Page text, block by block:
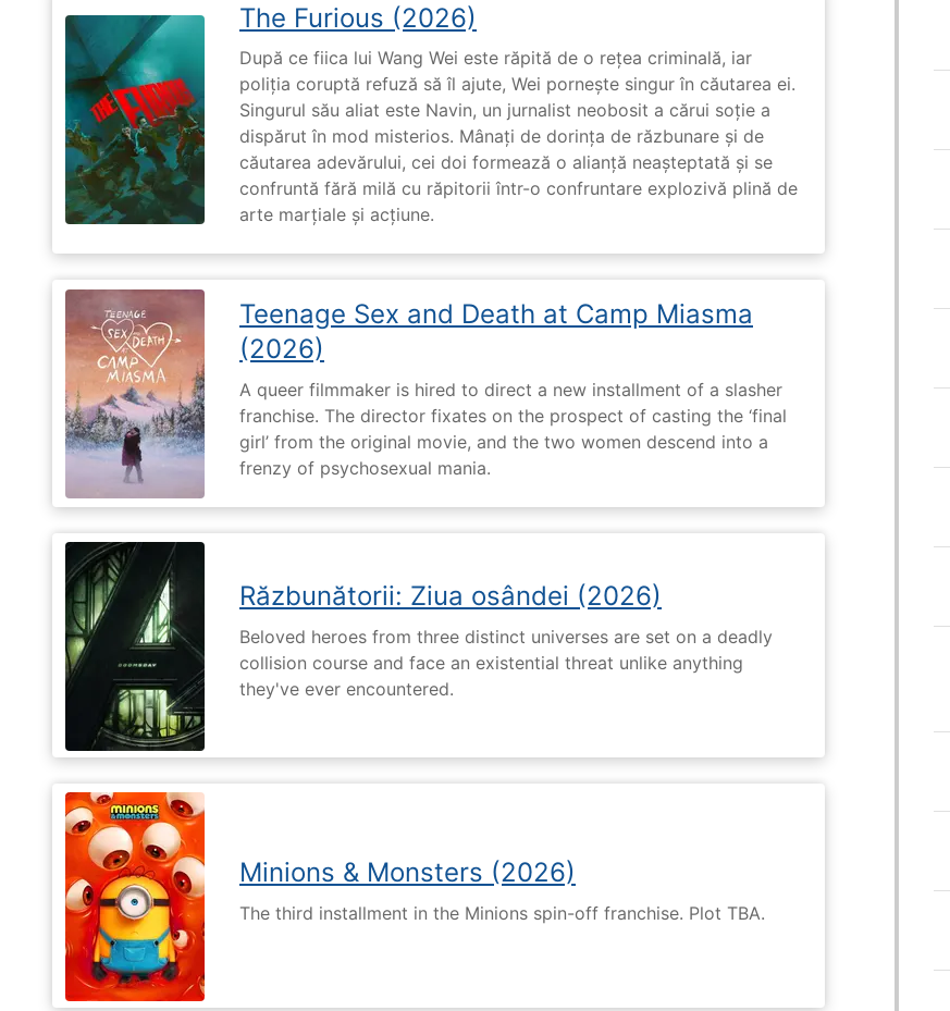
The Furious (2026)
După ce fiica lui Wang Wei este răpită de o rețea criminală, iar
poliția coruptă refuză să îl ajute, Wei pornește singur în căutarea ei.
Singurul său aliat este Navin, un jurnalist neobosit a cărui soție a
dispărut în mod misterios. Mânați de dorința de răzbunare și de
căutarea adevărului, cei doi formează o alianță neașteptată și se
confruntă fără milă cu răpitorii într-o confruntare explozivă plină de
arte marțiale și acțiune.
Teenage Sex and Death at Camp Miasma
(2026)
A queer filmmaker is hired to direct a new installment of a slasher
franchise. The director fixates on the prospect of casting the ‘final
girl’ from the original movie, and the two women descend into a
frenzy of psychosexual mania.
Răzbunătorii: Ziua osândei (2026)
Beloved heroes from three distinct universes are set on a deadly
collision course and face an existential threat unlike anything
they've ever encountered.
Minions & Monsters (2026)
The third installment in the Minions spin-off franchise. Plot TBA.